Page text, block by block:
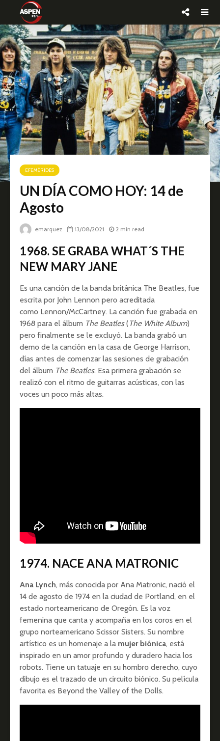
EFEMÉRIDES
UN DÍA COMO HOY: 14 de
Agosto
emarquez 13/08/2021 2 min read
1968. SE GRABA WHAT´S THE
NEW MARY JANE
Es una canción de la banda británica The Beatles, fue
escrita por John Lennon pero acreditada
como Lennon/McCartney. La canción fue grabada en
1968 para el álbum The Beatles(The White Album)
pero finalmente se le excluyó. La banda grabó un
demo de la canción en la casa de George Harrison,
días antes de comenzar las sesiones de grabación
del álbum The Beatles. Esa primera grabación se
realizó con el ritmo de guitarras acústicas, con las
voces un poco más altas.
1974. NACE ANA MATRONIC
Ana Lynch, más conocida por Ana Matronic, nació el
14 de agosto de 1974 en la ciudad de Portland, en el
estado norteamericano de Oregón. Es la voz
femenina que canta y acompaña en los coros en el
grupo norteamericano Scissor Sisters. Su nombre
artístico es un homenaje a la mujer biónica, está
inspirado en un amor profundo y duradero hacia los
robots. Tiene un tatuaje en su hombro derecho, cuyo
dibujo es el trazado de un circuito biónico. Su película
favorita es Beyond the Valley of the Dolls.